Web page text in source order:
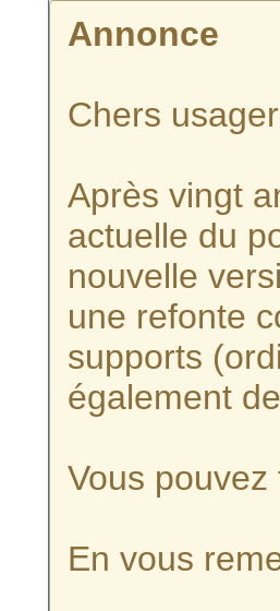
Annonce
Chers
Après vingt
actuelle du
nouvelle
une refonte
supports
également
Vous
En vous